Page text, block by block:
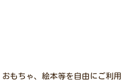
もちゃ、絵本等を自由にご利用